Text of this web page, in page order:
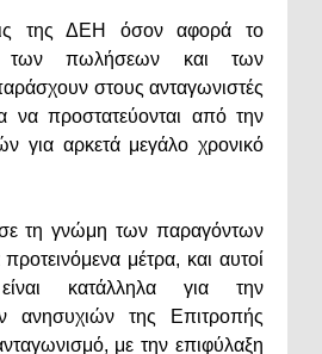
της ΔΕΗ όσον αφορά το
των πωλήσεων και των
στους ανταγωνιστές
να προστατεύονται από την
για αρκετά μεγάλο χρονικό
τη γνώμη των παραγόντων
μέτρα, και αυτοί
κατάλληλα για την
ανησυχιών της Επιτροπής
με την επιφύλαξη